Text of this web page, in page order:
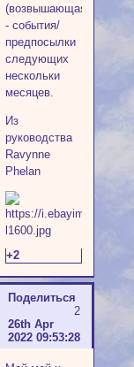
(возвышающаяся)
- события/
предпосылки
следующих
нескольки
месяцев.
Из
руководства
Ravynne
Phelan
+2
Поделиться
2
26th Apr
2022 09:53:28